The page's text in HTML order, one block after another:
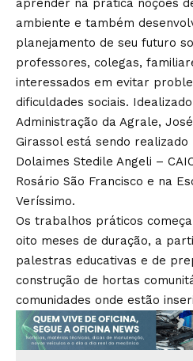
ambiente e também
planejamento de seu futuro
professores, colegas,
interessados em evitar
dificuldades sociais.
Administração da Agrale,
Girassol está sendo realizado
Dolaimes Stedile Angeli –
Rosário São Francisco e na
Veríssimo.
Os trabalhos práticos
oito meses de duração, a
palestras educativas e de
construção de hortas
comunidades onde estão